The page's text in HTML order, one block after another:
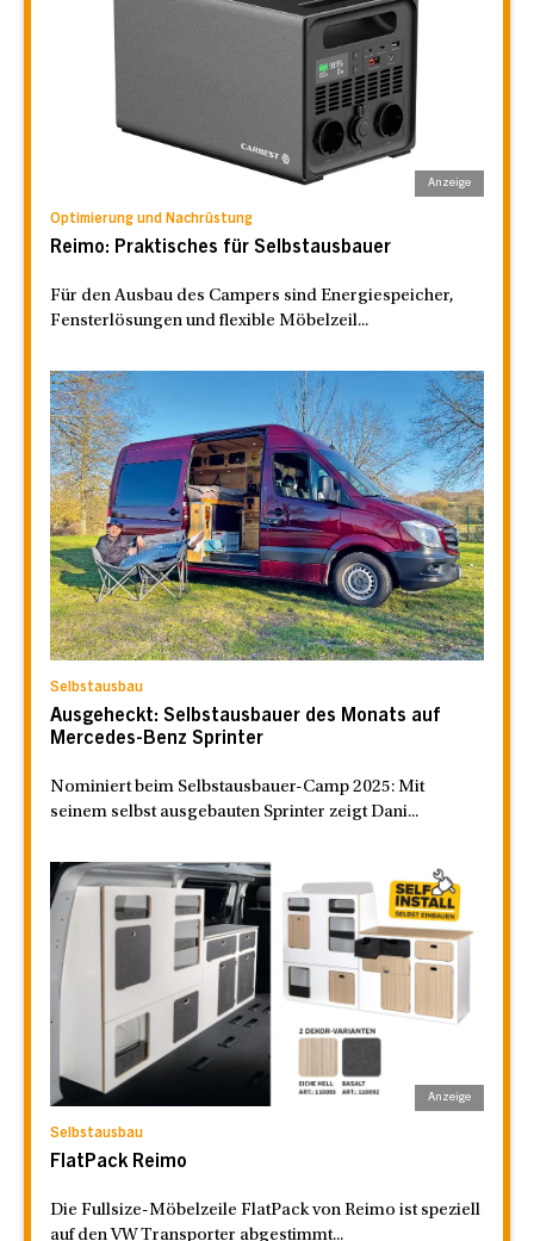
Optimierung und Nachrüstung
Reimo: Praktisches für Selbstausbauer
Für den Ausbau des Campers sind Energiespeicher,
Fensterlösungen und flexible Möbelzeil...
Selbstausbau
Ausgeheckt: Selbstausbauer des Monats auf
Mercedes-Benz Sprinter
Nominiert beim Selbstausbauer-Camp 2025: Mit
seinem selbst ausgebauten Sprinter zeigt Dani...
Selbstausbau
FlatPack Reimo
Die Fullsize-Möbelzeile FlatPack von Reimo ist speziell
auf den VW Transporter abgestimmt...